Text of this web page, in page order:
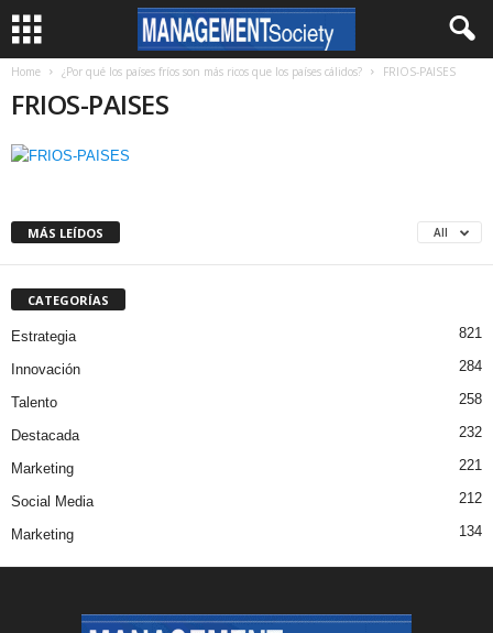
Home ¿Por qué los países fríos son más ricos que los países cálidos? FRIOS-PAISES
FRIOS-PAISES
MÁS LEÍDOS All
CATEGORÍAS
Estrategia 821
Innovación 284
Talento 258
Destacada 232
Marketing 221
Social Media 212
Marketing 134